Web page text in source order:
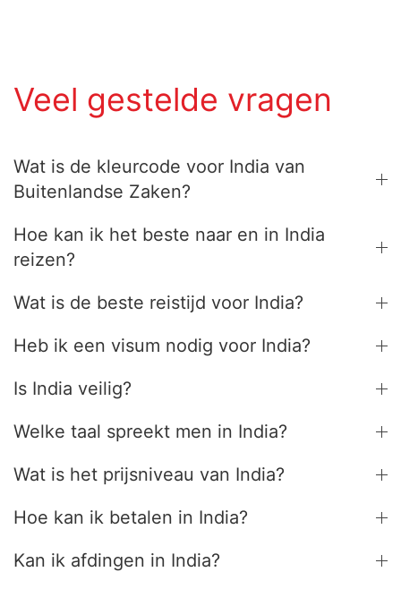
Veel gestelde vragen
Wat is de kleurcode voor India van
Buitenlandse Zaken?
Hoe kan ik het beste naar en in India
reizen?
Wat is de beste reistijd voor India?
Heb ik een visum nodig voor India?
Is India veilig?
Welke taal spreekt men in India?
Wat is het prijsniveau van India?
Hoe kan ik betalen in India?
Kan ik afdingen in India?